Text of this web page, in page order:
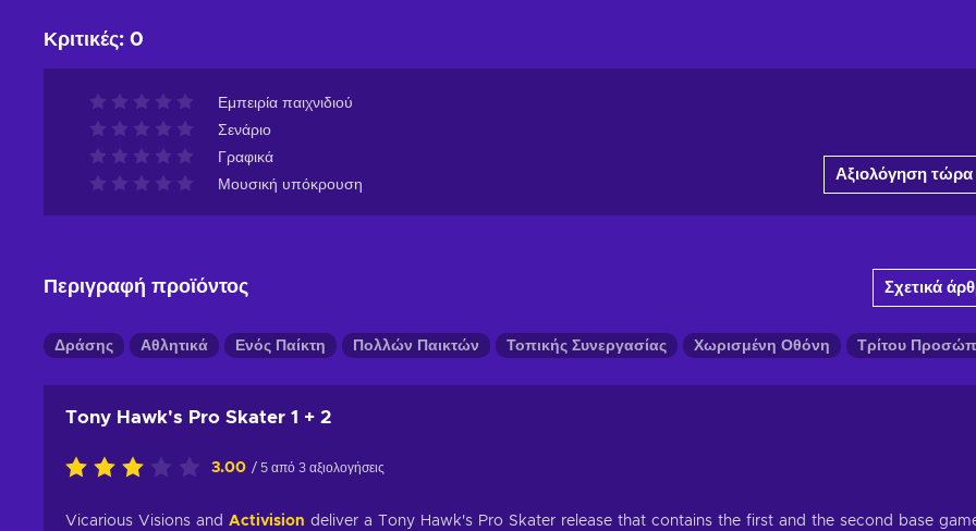
Κριτικές: 0
Εμπειρία παιχνιδιού
Σενάριο
Γραφικά
Μουσική υπόκρουση
Αξιολόγηση τώρα
Περιγραφή προϊόντος Σχετικά
Δράσης Αθλητικά Ενός Παίκτη Πολλών Παικτών Τοπικής Συνεργασίας Χωρισμένη Οθόνη Τρίτου
Tony Hawk's Pro Skater 1 + 2
3.00 / 5 από 3 αξιολογήσεις
Vicarious Visions and Activision deliver a Tony Hawk's Pro Skater release that contains the first and the second base